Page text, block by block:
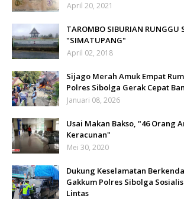
April 20, 2021
TAROMBO SIBURIAN RUNGGU
"SIMATUPANG"
April 02, 2018
Sijago Merah Amuk Empat
Polres Sibolga Gerak Cepat
Januari 08, 2026
Usai Makan Bakso, "46 Orang
Keracunan"
Mei 30, 2020
Dukung Keselamatan
Gakkum Polres Sibolga
Lintas